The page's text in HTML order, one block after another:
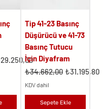
Fiyat
Tip 41-23 Basınç
Düşürücü ve 41-73
Basınç Tutucu
İçin Diyafram
Normal Fiyat
₺34.662,00 İndirimli Fiyat
₺31.195,80
KDV dahil
Sepete Ekle